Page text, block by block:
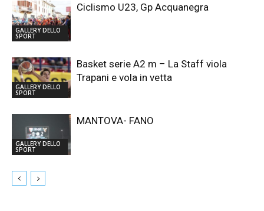
GALLERY DELLO
SPORT
Ciclismo U23, Gp Acquanegra
GALLERY DELLO
SPORT
Basket serie A2 m – La Staff viola
Trapani e vola in vetta
GALLERY DELLO
SPORT
MANTOVA- FANO